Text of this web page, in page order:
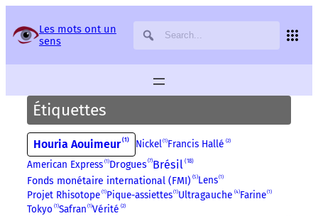
Les mots ont un
sens
Étiquettes
Houria Aouimeur 1 Nickel 1 Francis Hallé 2
American Express 1 Drogues 7 Brésil 18
Fonds monétaire international (FMI) 5 Lens 1
Projet Rhisotope 1 Pique-assiettes 1 Ultragauche 4 Farine 1
Tokyo 1 Safran 1 Vérité 2
Panneau de gestion des services